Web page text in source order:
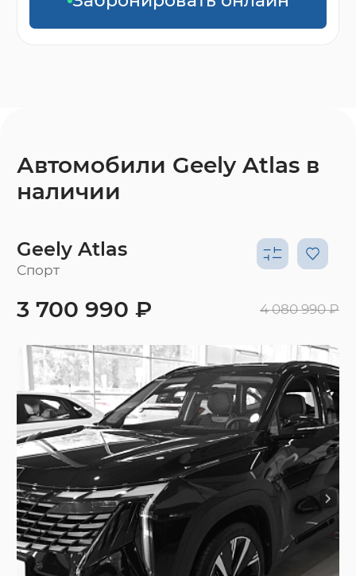
Автомобили Geely Atlas в
наличии
Geely Atlas
Спорт
3 700 990 ₽ 4 080 990 ₽